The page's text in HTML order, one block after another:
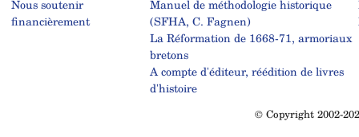
Nous soutenir
financièrement
Manuel de méthodologie historique
(SFHA, C. Fagnen)
La Réformation de 1668-71, armoriaux
bretons
A compte d'éditeur, réédition de livres
d'histoire
© Copyright 2002-